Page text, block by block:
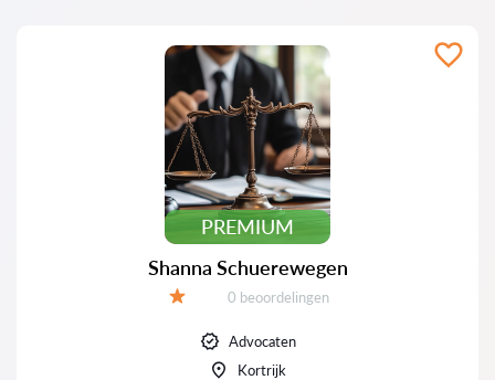
PREMIUM
Shanna Schuerewegen
Beoordelingen:
0 beoordelingen
Advocaten
Kortrijk